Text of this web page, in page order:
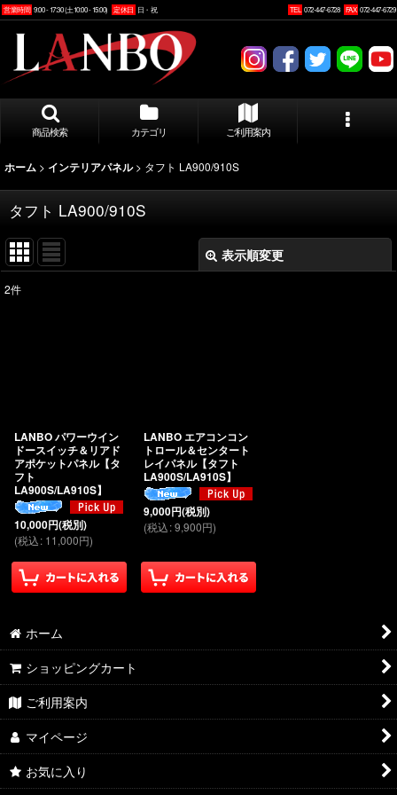
営業時間 9:00 - 17:30 (土10:00 - 15:00) 定休日 日・祝 TEL 072-447-6728 FAX 072-447-6729
商品検索 カテゴリ ご利用案内
ホーム > インテリアパネル > タフト LA900/910S
タフト LA900/910S
表示順変更
2件
LANBO パワーウイン
ドースイッチ＆リアド
アポケットパネル【タ
フト
LA900S/LA910S】
10,000円(税別)
(税込: 11,000円)
LANBO エアコンコン
トロール＆センタート
レイパネル【タフト
LA900S/LA910S】
9,000円(税別)
(税込:9,900円)
ホーム
ショッピングカート
ご利用案内
マイページ
お気に入り